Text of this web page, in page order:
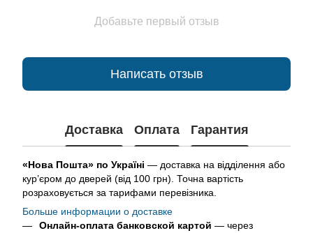
Добавьте первый отзыв
Написать отзыв
Доставка Оплата Гарантия
«Нова Пошта» по Україні — доставка на відділення або
кур’єром до дверей (від 100 грн). Точна вартість
розраховується за тарифами перевізника.
Больше информации о доставке
Онлайн-оплата банковской картой — через